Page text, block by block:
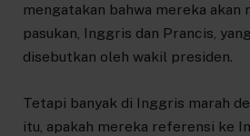
mengatakan bahwa mereka akan
pasukan, Inggris dan Prancis,
disebutkan oleh wakil presiden.
Tetapi banyak di Inggris marah
itu, apakah mereka referensi ke